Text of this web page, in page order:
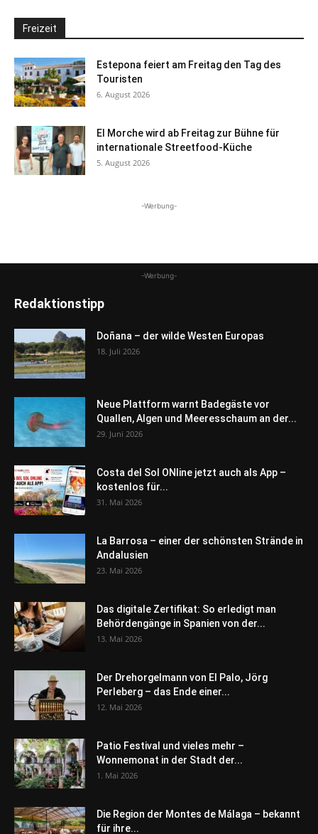
Freizeit
Estepona feiert am Freitag den Tag des
Touristen
6. August 2026
El Morche wird ab Freitag zur Bühne für
internationale Streetfood-Küche
5. August 2026
-Werbung-
-Werbung-
Redaktionstipp
Doñana – der wilde Westen Europas
18. Juli 2026
Neue Plattform warnt Badegäste vor
Quallen, Algen und Meeresschaum an der...
29. Juni 2026
Costa del Sol ONline jetzt auch als App –
kostenlos für...
31. Mai 2026
La Barrosa – einer der schönsten Strände in
Andalusien
23. Mai 2026
Das digitale Zertifikat: So erledigt man
Behördengänge in Spanien von der...
13. Mai 2026
Der Drehorgelmann von El Palo, Jörg
Perleberg – das Ende einer...
12. Mai 2026
Patio Festival und vieles mehr –
Wonnemonat in der Stadt der...
1. Mai 2026
Die Region der Montes de Málaga – bekannt
für ihre...